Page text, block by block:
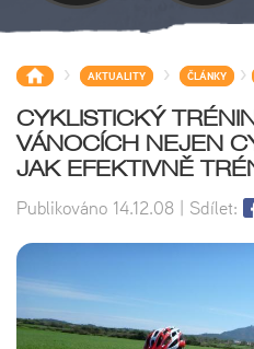
> AKTUALITY > ČLÁNKY >
CYKLISTICKÝ
VÁNOCÍCH NEJEN
JAK EFEKTIVNĚ
Publikováno 14.12.08 | Sdílet: